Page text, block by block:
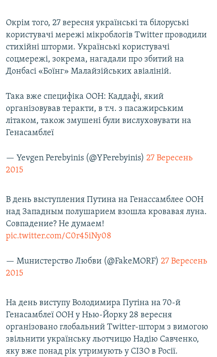
Окрім того, 27 вересня українські та білоруські
користувачі мережі мікроблогів Twitter проводили
стихійні шторми. Українські користувачі
соцмережі, зокрема, нагадали про збитий на
Донбасі «Боїнг» Малайзійських авіаліній.
Така вже специфіка ООН: Каддафі, який
організовував теракти, в т.ч. з пасажирським
літаком, також змушені були вислуховувати на
Генасамблеї
— Yevgen Perebyinis (@YPerebyinis) 27 Вересень
2015
В день выступления Путина на Генассамблее ООН
над Западным полушарием взошла кровавая луна.
Совпадение? Не думаем!
pic.twitter.com/C0r45iNy08
— Мuнистерство Любви (@FakeMORF) 27 Вересень
2015
На день виступу Володимира Путіна на 70-й
Генасамблеї ООН у Нью-Йорку 28 вересня
організовано глобальний Twitter-шторм з вимогою
звільнити українську льотчицю Надію Савченко,
яку вже понад рік утримують у СІЗО в Росії.